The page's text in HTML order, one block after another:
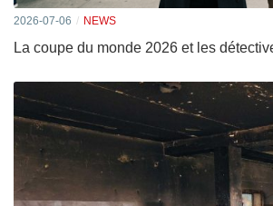
2026-07-06 NEWS
La coupe du monde 2026 et les